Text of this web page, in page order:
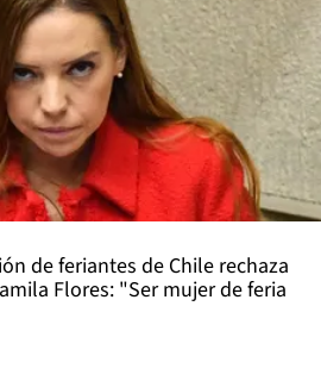
de feriantes de Chile rechaza
Flores: "Ser mujer de feria